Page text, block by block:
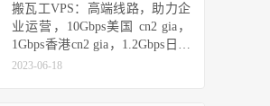
搬瓦工VPS：高端线路，助力企
业运营，10Gbps美国 cn2 gia，
1Gbps香港cn2 gia，1.2Gbps日本
cn2 gia，10Gbps日本软银
2023-06-18